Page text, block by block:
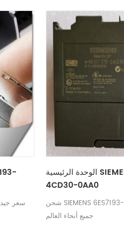
الوحدة الرئيسية SIEMENS 6ES7193-
4CD30-0AA0
شحن SIEMENS 6ES7193-4CD30-0AA0 إلى
جميع أنحاء العالم